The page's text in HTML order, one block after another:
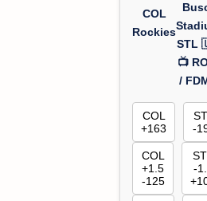
COL
Rockies
STL
📺
/
COL
+163
-
COL
+1.5
-125
-